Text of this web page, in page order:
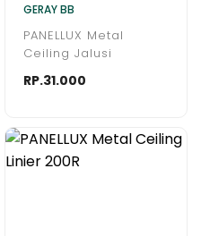
GERAY BB
PANELLUX Metal
Ceiling Jalusi
RP.31.000